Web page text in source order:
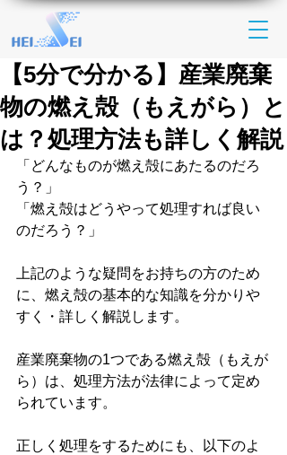
【5分で分かる】産業廃棄
物の燃え殻（もえがら）と
は？処理方法も詳しく解説
「どんなものが燃え殻にあたるのだろ
う？」
「燃え殻はどうやって処理すれば良い
のだろう？」
上記のような疑問をお持ちの方のため
に、燃え殻の基本的な知識を分かりや
すく・詳しく解説します。
産業廃棄物の1つである燃え殻（もえが
ら）は、処理方法が法律によって定め
られています。
正しく処理をするためにも、以下のよ